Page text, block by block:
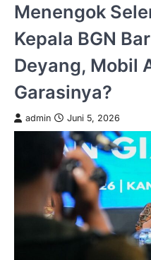
Menengok
Kepala BGN
Deyang, Mobil
Garasinya?
admin Juni 5, 2026